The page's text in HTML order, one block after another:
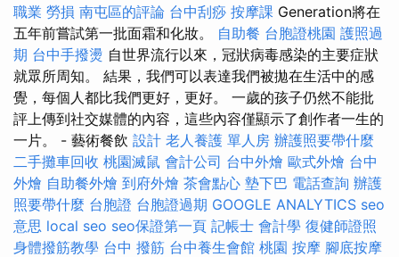
職業 勞損 南屯區的評論 台中刮痧 按摩課 Generation將在
五年前嘗試第一批面霜和化妝。 自助餐 台胞證桃園 護照過
期 台中手撥燙 自世界流行以來，冠狀病毒感染的主要症狀
就眾所周知。 結果，我們可以表達我們被拋在生活中的感
覺，每個人都比我們更好，更好。 一歲的孩子仍然不能批
評上傳到社交媒體的內容，這些內容僅顯示了創作者一生的
一片。 - 藝術餐飲 設計 老人養護 單人房 辦護照要帶什麼
二手攤車回收 桃園滅鼠 會計公司 台中外燴 歐式外燴 台中
外燴 自助餐外燴 到府外燴 茶會點心 墊下巴 電話查詢 辦護
照要帶什麼 台胞證 台胞證過期 GOOGLE ANALYTICS seo
意思 local seo seo保證第一頁 記帳士 會計學 復健師證照
身體撥筋教學 台中 撥筋 台中養生會館 桃園 按摩 腳底按摩